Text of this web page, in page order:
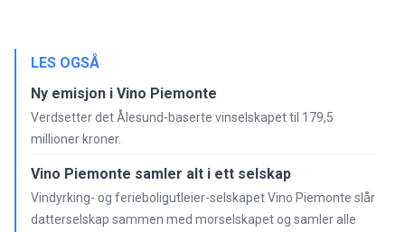
LES OGSÅ
Ny emisjon i Vino Piemonte
Verdsetter det Ålesund-baserte vinselskapet til 179,5
millioner kroner.
Vino Piemonte samler alt i ett selskap
Vindyrking- og ferieboligutleier-selskapet Vino Piemonte slår
datterselskap sammen med morselskapet og samler alle